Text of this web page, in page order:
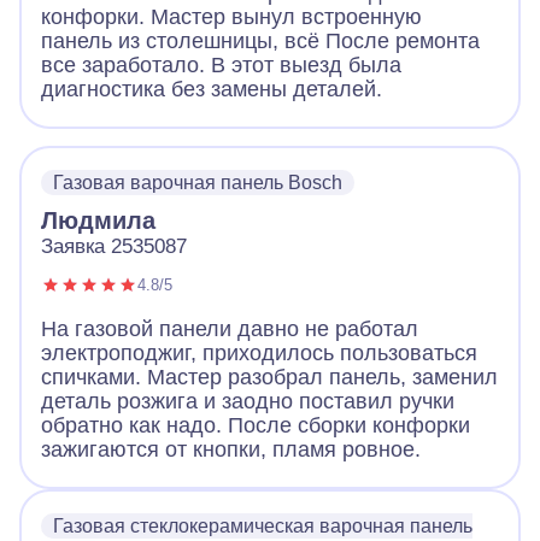
конфорки. Мастер вынул встроенную
панель из столешницы, всё После ремонта
все заработало. В этот выезд была
диагностика без замены деталей.
Газовая варочная панель Bosch
Людмила
Заявка 2535087
4.8/5
На газовой панели давно не работал
электроподжиг, приходилось пользоваться
спичками. Мастер разобрал панель, заменил
деталь розжига и заодно поставил ручки
обратно как надо. После сборки конфорки
зажигаются от кнопки, пламя ровное.
Газовая стеклокерамическая варочная панель